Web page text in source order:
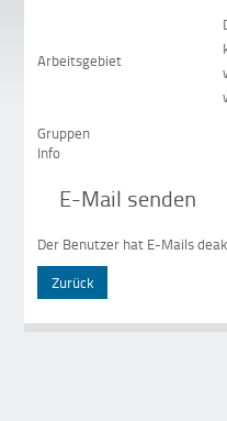
Arbeitsgebiet
Gruppen
Info
E-Mail senden
Der Benutzer hat E-Mails
Zurück